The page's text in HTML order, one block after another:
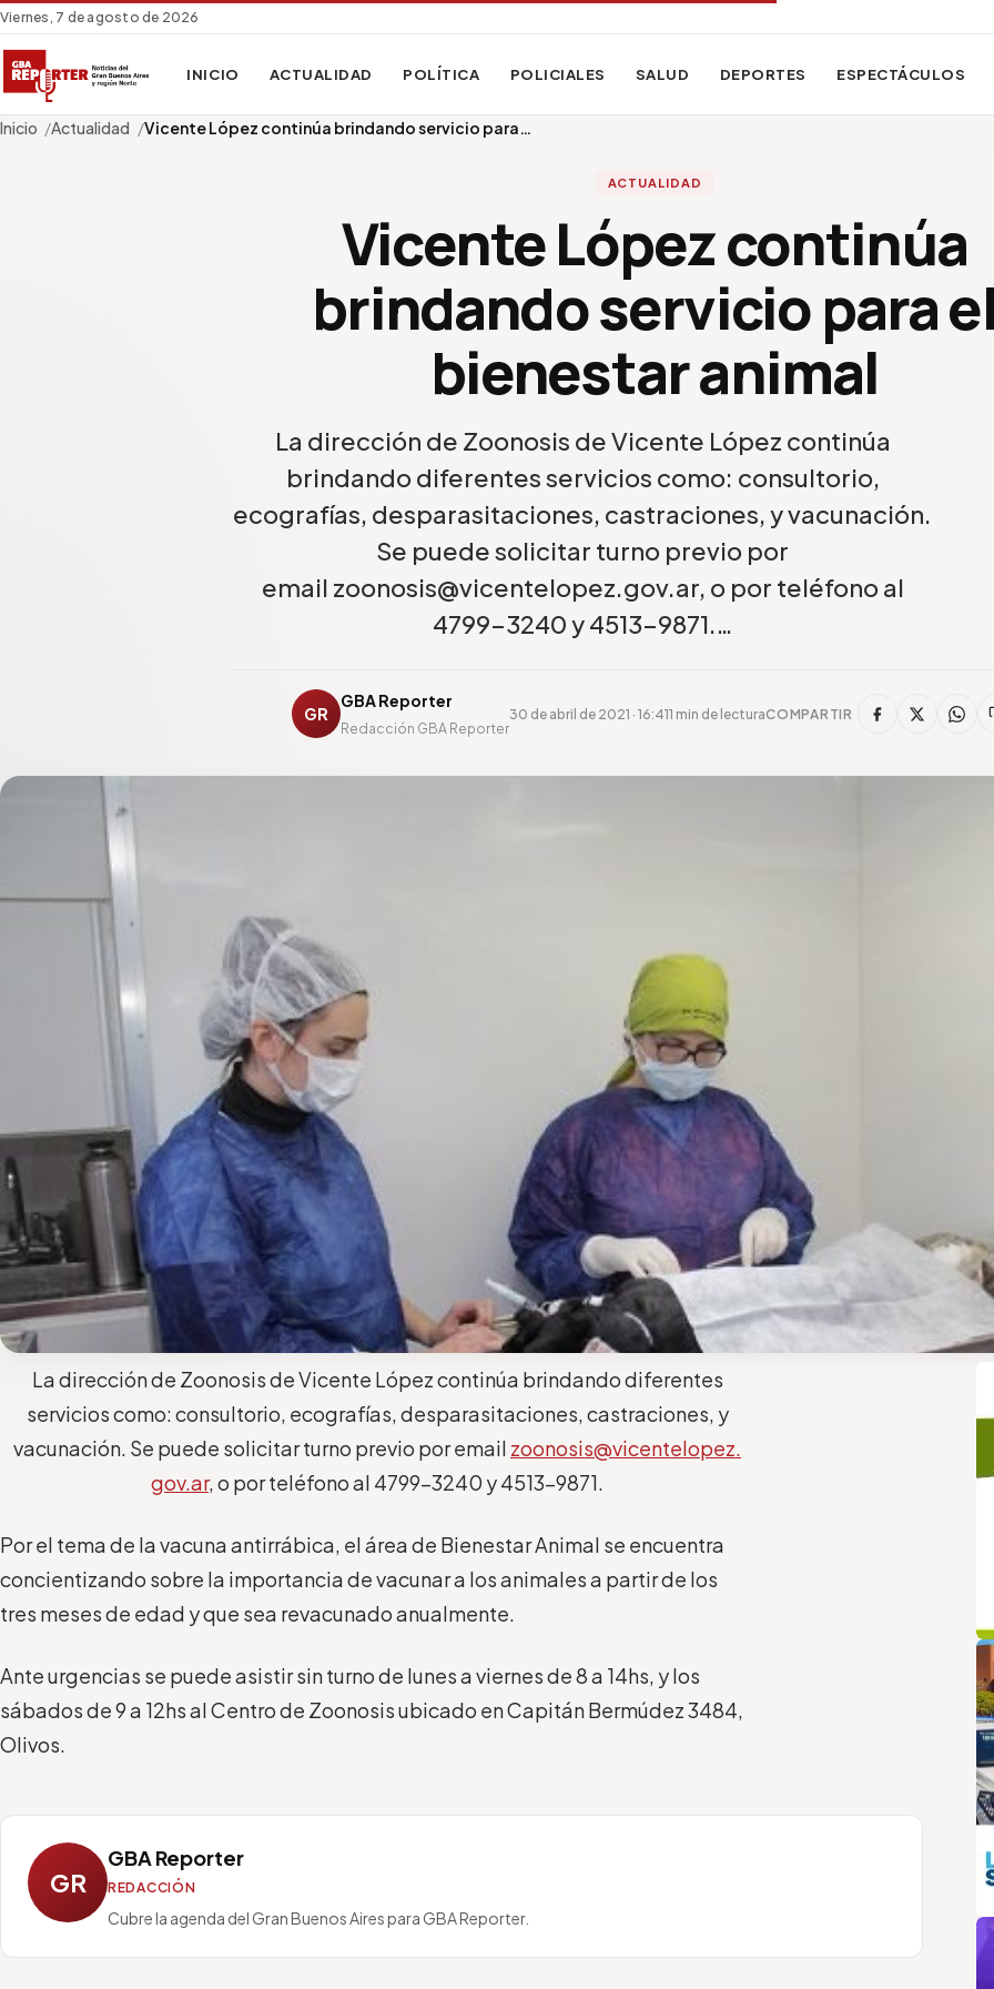
Viernes, 7 de agosto de 2026
INICIO ACTUALIDAD POLÍTICA POLICIALES SALUD DEPORTES ESPECTÁCULOS
Inicio Actualidad Vicente López continúa brindando servicio para…
ACTUALIDAD
Vicente López continúa
brindando servicio para
bienestar animal
La dirección de Zoonosis de Vicente López continúa
brindando diferentes servicios como: consultorio,
ecografías, desparasitaciones, castraciones, y vacunación.
Se puede solicitar turno previo por
email zoonosis@vicentelopez.gov.ar, o por teléfono al
4799-3240 y 4513-9871.…
GR
GBA Reporter
Redacción GBA Reporter
30 de abril de 2021 · 16:411 min de lecturaCOMPARTIR
La dirección de Zoonosis de Vicente López continúa brindando diferentes
servicios como: consultorio, ecografías, desparasitaciones, castraciones, y
vacunación. Se puede solicitar turno previo por email zoonosis@vicentelopez.
gov.ar, o por teléfono al 4799-3240 y 4513-9871.
Por el tema de la vacuna antirrábica, el área de Bienestar Animal se encuentra
concientizando sobre la importancia de vacunar a los animales a partir de los
tres meses de edad y que sea revacunado anualmente.
Ante urgencias se puede asistir sin turno de lunes a viernes de 8 a 14hs, y los
sábados de 9 a 12hs al Centro de Zoonosis ubicado en Capitán Bermúdez 3484,
Olivos.
GR
GBA Reporter
REDACCIÓN
Cubre la agenda del Gran Buenos Aires para GBA Reporter.